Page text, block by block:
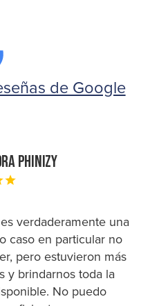
de Google
Phinizy
verdaderamente una
caso en particular no
pero estuvieron más
y brindarnos toda la
No puedo